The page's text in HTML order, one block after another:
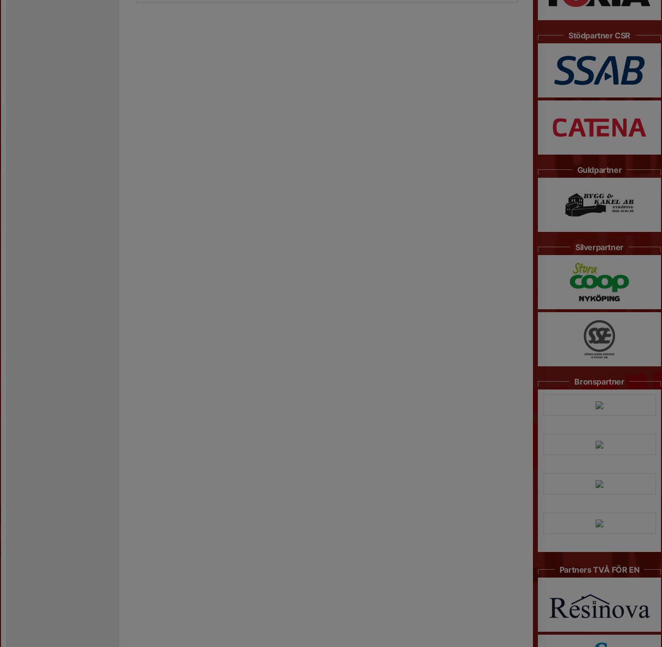
Stödpartner CSR
Guldpartner
Silverpartner
Bronspartner
Partners TVÅ FÖR EN